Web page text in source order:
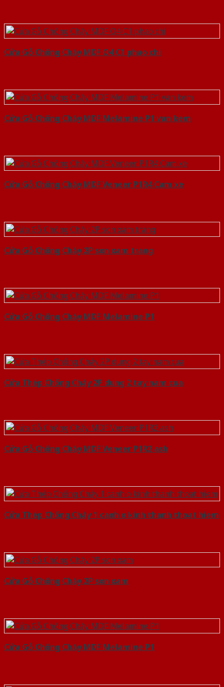
Cửa Gỗ Chống Cháy MDF O4 C1 phao chi
Cửa Gỗ Chống Cháy MDF Melamine P1 van kem
Cửa Gỗ Chống Cháy MDF Veneer P1R4 Cam xe
Cửa Gỗ Chống Cháy 2P son xam trang
Cửa Gỗ Chống Cháy MDF Melamine P1
Cửa Thép Chống Cháy 2P dung 2 tay nam cua
Cửa Gỗ Chống Cháy MDF Veneer P1R2 ash
Cửa Thép Chống Cháy 1 canh o kinh thanh thoat hiem
Cửa Gỗ Chống Cháy 2P son xam
Cửa Gỗ Chống Cháy MDF Melamine P1